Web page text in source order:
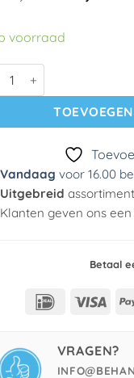
prijs
was:
€ 29,95.
voorraad
behang 10162-05
Vandaag voor 16.00
Uitgebreid assortiment
Klanten geven ons een
Betaal
IDeal Visa
VRAGEN?